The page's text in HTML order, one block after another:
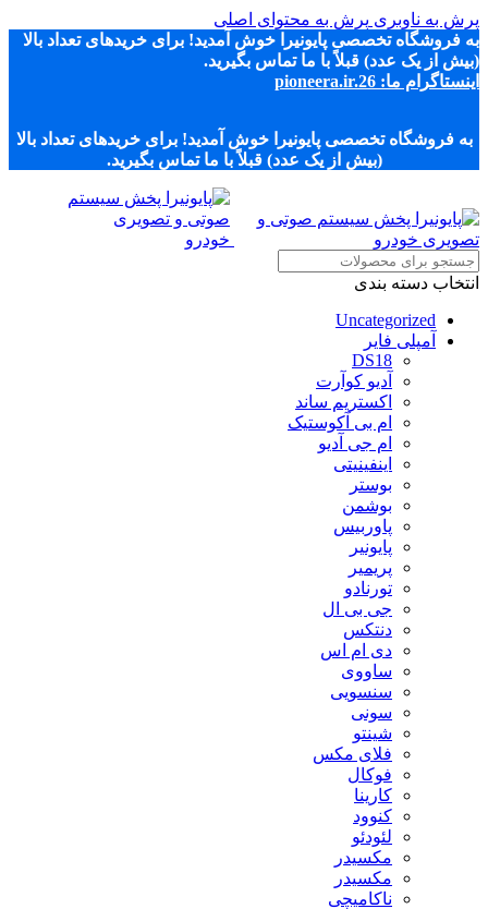
پرش به ناوبری پرش به محتوای اصلی
به فروشگاه تخصصی پایونیرا خوش آمدید! برای خریدهای تعداد بالا
(بیش از یک عدد) قبلاً با ما تماس بگیرید.
اینستاگرام ما: pioneera.ir.26
به فروشگاه تخصصی پایونیرا خوش آمدید! برای خریدهای تعداد بالا
(بیش از یک عدد) قبلاً با ما تماس بگیرید.
انتخاب دسته بندی
Uncategorized
آمپلی فایر
DS18
آدیو کوآرت
اکستریم ساند
ام بی آکوستیک
ام جی آدیو
اینفینیتی
بوستر
بوشمن
پاوربیس
پایونیر
پریمیر
تورنادو
جی بی ال
دنتکس
دی ام اس
ساووی
سنسویی
سونی
شینتو
فلای مکس
فوکال
کارینا
کنوود
لئودئو
مکسیدر
مکسیدر
ناکامیچی